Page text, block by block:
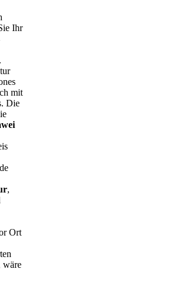
Ihr
mit
Die
,
Ort
wäre